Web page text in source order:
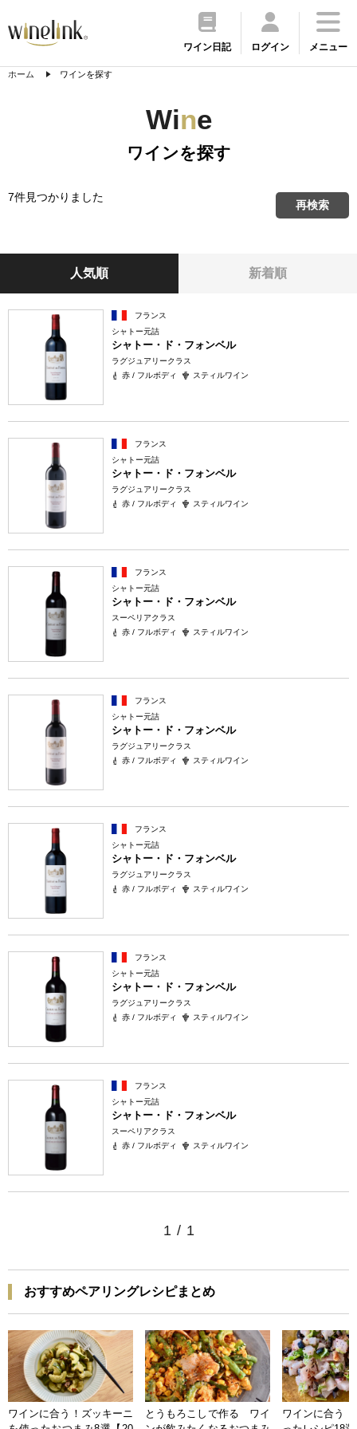
ワイン日記 ログイン メニュー
ホーム ワインを探す
Wine
ワインを探す
7件見つかりました
再検索
人気順 新着順
フランス
シャトー元詰
シャトー・ド・フォンベル
ラグジュアリークラス
赤 / フルボディ
スティルワイン
フランス
シャトー元詰
シャトー・ド・フォンベル
ラグジュアリークラス
赤 / フルボディ
スティルワイン
フランス
シャトー元詰
シャトー・ド・フォンベル
スーペリアクラス
赤 / フルボディ
スティルワイン
フランス
シャトー元詰
シャトー・ド・フォンベル
ラグジュアリークラス
赤 / フルボディ
スティルワイン
フランス
シャトー元詰
シャトー・ド・フォンベル
ラグジュアリークラス
赤 / フルボディ
スティルワイン
フランス
シャトー元詰
シャトー・ド・フォンベル
ラグジュアリークラス
赤 / フルボディ
スティルワイン
フランス
シャトー元詰
シャトー・ド・フォンベル
スーペリアクラス
赤 / フルボディ
スティルワイン
1 / 1
おすすめペアリングレシピまとめ
ワインに合う！ズッキーニ
とうもろこしで作る ワイ
ワインに合う